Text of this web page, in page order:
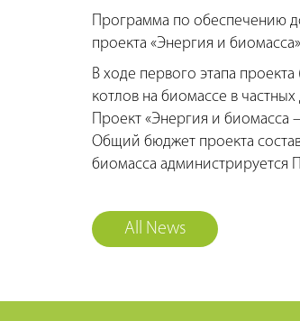
Программа по обеспечению
проекта «Энергия и
В ходе первого этапа
котлов на биомассе в
Проект «Энергия и биомасса
Общий бюджет проекта
биомасса
All News